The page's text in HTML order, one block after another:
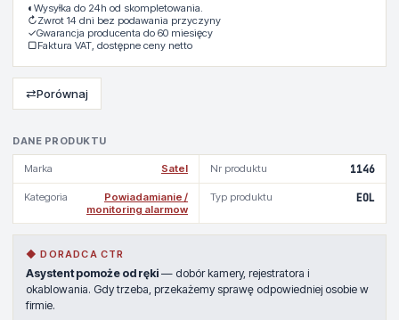
DANE PRODUKTU
Marka Satel Nr produktu 1146
Kategoria
Powiadamianie /
monitoring alarmow
Typ produktu EOL
◆ DORADCA CTR
Asystent pomoże od ręki — dobór kamery, rejestratora i
okablowania. Gdy trzeba, przekażemy sprawę odpowiedniej osobie w
firmie.
◐ Wysyłka do 24h od skompletowania.
↻Zwrot 14 dni bez podawania przyczyny
✓Gwarancja producenta do 60 miesięcy
▢Faktura VAT, dostępne ceny netto
⇄Porównaj